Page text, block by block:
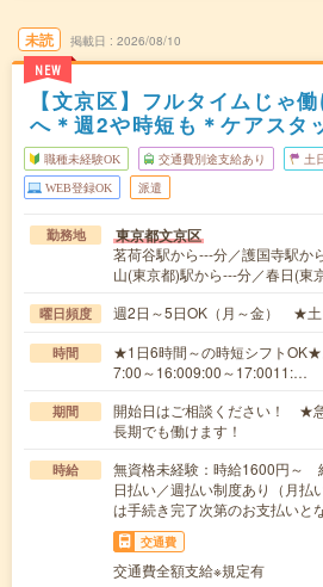
未読
NEW
掲載日 2026/08/10
【文京区】フルタイムじゃ
へ＊週2や時短も＊ケアスタ
職種未経験OK 交通費別途支給あり 土
WEB登録OK 派遣
勤務地 東京都文京区
茗荷谷駅から---分／護国寺駅か
山(東京都)駅から---分／春日(東
曜日頻度 週2日～5日OK（月～金） ★土
時間
★1日6時間～の時短シフトOK★
7:00～16:009:00～17:0011:…
期間
開始日はご相談ください！ ★
長期でも働けます！
時給
無資格未経験：時給1600円
日払い／週払い制度あり（月払
は手続き完了次第のお支払いと
交通費
交通費全額支給※規定有